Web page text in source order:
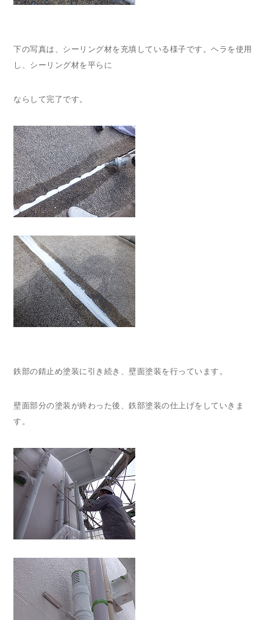
下の写真は、シーリング材を充填している様子です。ヘラを使用
し、シーリング材を平らに
ならして完了です。
鉄部の錆止め塗装に引き続き、壁面塗装を行っています。
壁面部分の塗装が終わった後、鉄部塗装の仕上げをしていきま
す。